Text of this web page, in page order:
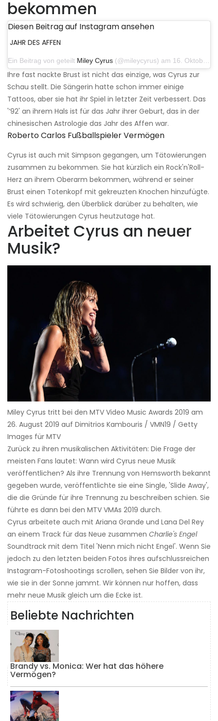
bekommen
Diesen Beitrag auf Instagram ansehen
JAHR DES AFFEN
Ein Beitrag von geteilt Miley Cyrus (@mileycyrus) am 16. Oktober 2019 um 19:04 Uhr PDT
Ihre fast nackte Brust ist nicht das einzige, was Cyrus zur
Schau stellt. Die Sängerin hatte schon immer einige
Tattoos, aber sie hat ihr Spiel in letzter Zeit verbessert. Das
'’92' an ihrem Hals ist für das Jahr ihrer Geburt, das in der
chinesischen Astrologie das Jahr des Affen war.
Roberto Carlos Fußballspieler Vermögen
Cyrus ist auch mit Simpson gegangen, um Tätowierungen
zusammen zu bekommen. Sie hat kürzlich ein Rock'n'Roll-
Herz an ihrem Oberarm bekommen, während er seiner
Brust einen Totenkopf mit gekreuzten Knochen hinzufügte.
Es wird schwierig, den Überblick darüber zu behalten, wie
viele Tätowierungen Cyrus heutzutage hat.
Arbeitet Cyrus an neuer
Musik?
Miley Cyrus tritt bei den MTV Video Music Awards 2019 am
26. August 2019 auf Dimitrios Kambouris / VMN19 / Getty
Images für MTV
Zurück zu ihren musikalischen Aktivitäten: Die Frage der
meisten Fans lautet: Wann wird Cyrus neue Musik
veröffentlichen? Als ihre Trennung von Hemsworth bekannt
gegeben wurde, veröffentlichte sie eine Single, 'Slide Away',
die die Gründe für ihre Trennung zu beschreiben schien. Sie
führte es dann bei den MTV VMAs 2019 durch.
Cyrus arbeitete auch mit Ariana Grande und Lana Del Rey
an einem Track für das Neue zusammen Charlie's Engel
Soundtrack mit dem Titel 'Nenn mich nicht Engel'. Wenn Sie
jedoch zu den letzten beiden Fotos ihres aufschlussreichen
Instagram-Fotoshootings scrollen, sehen Sie Bilder von ihr,
wie sie in der Sonne jammt. Wir können nur hoffen, dass
mehr neue Musik gleich um die Ecke ist.
Beliebte Nachrichten
Brandy vs. Monica: Wer hat das höhere
Vermögen?